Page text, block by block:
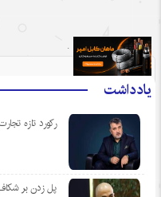
یادداشت
رکورد تازه
پل زدن بر
.